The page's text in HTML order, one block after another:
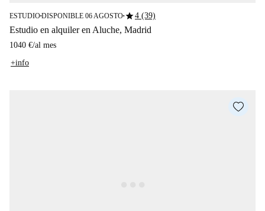
ESTUDIO■DISPONIBLE 06 AGOSTO■star4 (39)
Estudio en alquiler en Aluche, Madrid
1040 €/al mes
+info